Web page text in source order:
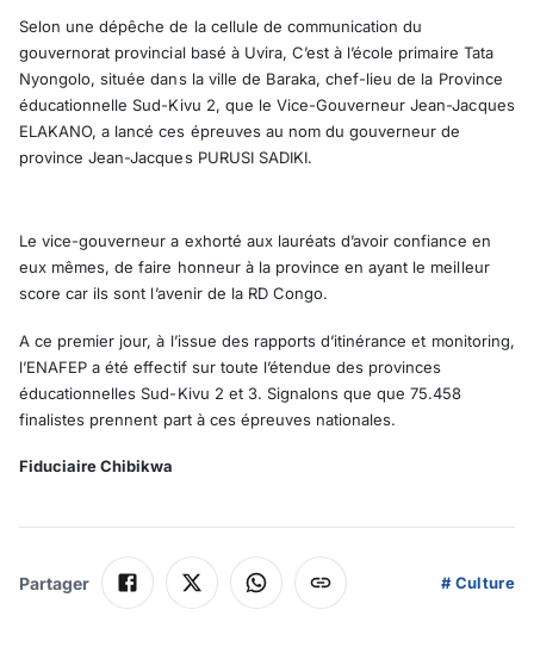
Selon une dépêche de la cellule de communication du
gouvernorat provincial basé à Uvira, C’est à l’école primaire Tata
Nyongolo, située dans la ville de Baraka, chef-lieu de la Province
éducationnelle Sud-Kivu 2, que le Vice-Gouverneur Jean-Jacques
ELAKANO, a lancé ces épreuves au nom du gouverneur de
province Jean-Jacques PURUSI SADIKI.
Le vice-gouverneur a exhorté aux lauréats d’avoir confiance en
eux mêmes, de faire honneur à la province en ayant le meilleur
score car ils sont l’avenir de la RD Congo.
A ce premier jour, à l’issue des rapports d’itinérance et monitoring,
l’ENAFEP a été effectif sur toute l’étendue des provinces
éducationnelles Sud-Kivu 2 et 3. Signalons que que 75.458
finalistes prennent part à ces épreuves nationales.
Fiduciaire Chibikwa
Partager #Culture